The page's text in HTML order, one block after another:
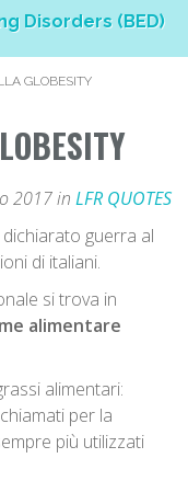
Disorders (BED)
GLOBESITY
2017 in LFR QUOTES
guerra al
di italiani.
si trova in
alimentare
alimentari:
per la
più utilizzati